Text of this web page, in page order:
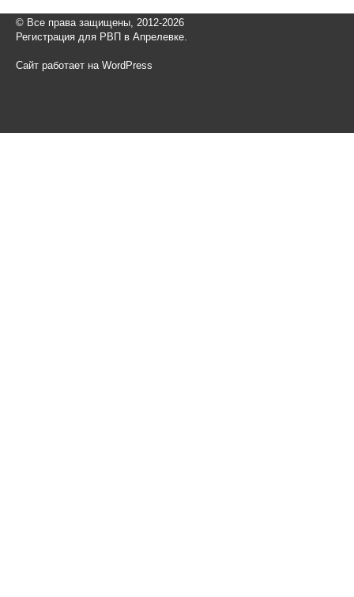
© Все права защищены, 2012-2026
Регистрация для РВП в Апрелевке.
Сайт работает на WordPress